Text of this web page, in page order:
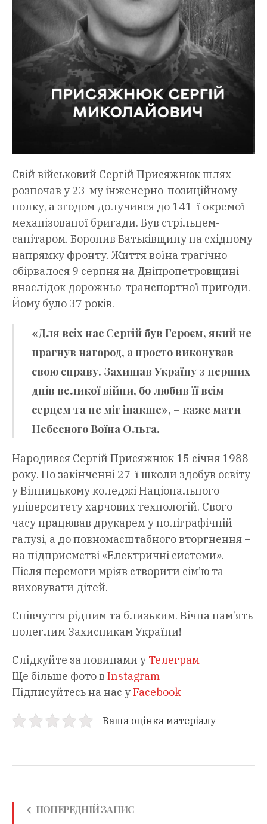
Свій військовий Сергій Присяжнюк шлях
розпочав у 23-му інженерно-позиційному
полку, а згодом долучився до 141-ї окремої
механізованої бригади. Був стрільцем-
санітаром. Боронив Батьківщину на східному
напрямку фронту. Життя воїна трагічно
обірвалося 9 серпня на Дніпропетровщині
внаслідок дорожньо-транспортної пригоди.
Йому було 37 років.
«Для всіх нас Сергій був Героєм, який не
прагнув нагород, а просто виконував
свою справу. Захищав Україну з перших
днів великої війни, бо любив її всім
серцем та не міг інакше», – каже мати
Небесного Воїна Ольга.
Народився Сергій Присяжнюк 15 січня 1988
року. По закінченні 27-ї школи здобув освіту
у Вінницькому коледжі Національного
університету харчових технологій. Свого
часу працював друкарем у поліграфічній
галузі, а до повномасштабного вторгнення –
на підприємстві «Електричні системи».
Після перемоги мріяв створити сім’ю та
виховувати дітей.
Співчуття рідним та близьким. Вічна пам’ять
полеглим Захисникам України!
Слідкуйте за новинами у Телеграм
Ще більше фото в Instagram
Підписуйтесь на нас уFacebook
Ваша оцінка матеріалу
ПОПЕРЕДНІЙ ЗАПИС